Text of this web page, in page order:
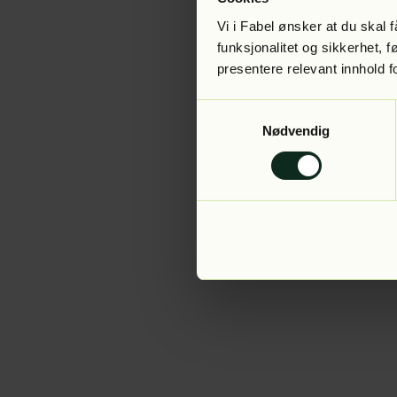
Vi i Fabel ønsker at du skal
funksjonalitet og sikkerhet,
presentere relevant innhold
Nødvendig
Application